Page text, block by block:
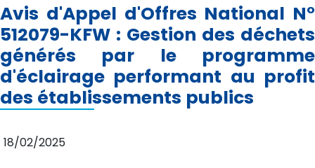
Avis d'Appel d'Offres National N°
512079-KFW : Gestion des déchets
générés par le programme
d'éclairage performant au profit
des établissements publics
18/02/2025